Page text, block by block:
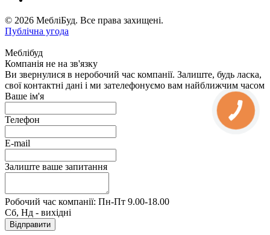
© 2026 МебліБуд. Все права захищені.
Публічна угода
Меблібуд
Компанія не на зв'язку
Ви звернулися в неробочий час компанії. Залиште, будь ласка,
свої контактні дані і ми зателефонуємо вам найближчим часом
Ваше ім'я
Телефон
E-mail
Залиште ваше запитання
Робочий час компанії: Пн-Пт 9.00-18.00
Сб, Нд - вихідні